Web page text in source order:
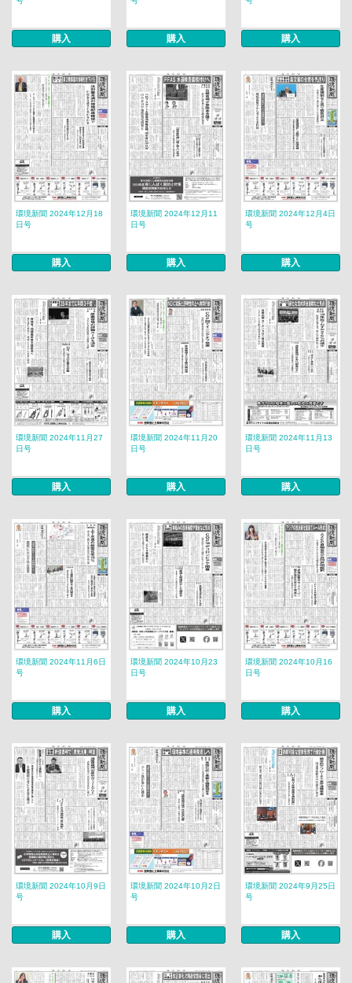
購入 購入 購入
環境新聞 2024年12月18
日号
購入
環境新聞 2024年12月11
日号
購入
環境新聞 2024年12月4日
号
購入
環境新聞 2024年11月27
日号
購入
環境新聞 2024年11月20
日号
購入
環境新聞 2024年11月13
日号
購入
環境新聞 2024年11月6日
号
購入
環境新聞 2024年10月23
日号
購入
環境新聞 2024年10月16
日号
購入
環境新聞 2024年10月9日
号
購入
環境新聞 2024年10月2日
号
購入
環境新聞 2024年9月25日
号
購入